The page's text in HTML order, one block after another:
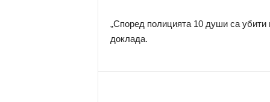
„Според полицията 10 души са убити
доклада.